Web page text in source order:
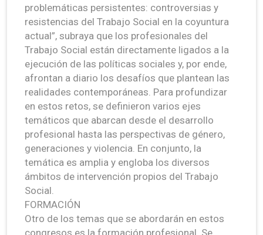
problemáticas persistentes: controversias y
resistencias del Trabajo Social en la coyuntura
actual”, subraya que los profesionales del
Trabajo Social están directamente ligados a la
ejecución de las políticas sociales y, por ende,
afrontan a diario los desafíos que plantean las
realidades contemporáneas. Para profundizar
en estos retos, se definieron varios ejes
temáticos que abarcan desde el desarrollo
profesional hasta las perspectivas de género,
generaciones y violencia. En conjunto, la
temática es amplia y engloba los diversos
ámbitos de intervención propios del Trabajo
Social.
FORMACIÓN
Otro de los temas que se abordarán en estos
congresos es la formación profesional. Se